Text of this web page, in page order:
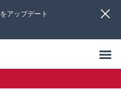
アップデート